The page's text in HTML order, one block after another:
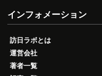
インフォメーション
訪日ラボとは
運営会社
著者一覧